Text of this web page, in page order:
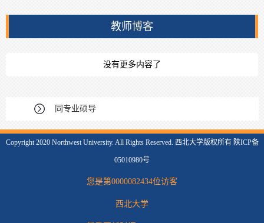
教师博客
没有更多内容了
同专业硕导
Copyright 2020 Northwest University. All Rights Reserved. 西北大学版权所有 陕ICP备
05010980号
您是第0000082434位访客
西北大学